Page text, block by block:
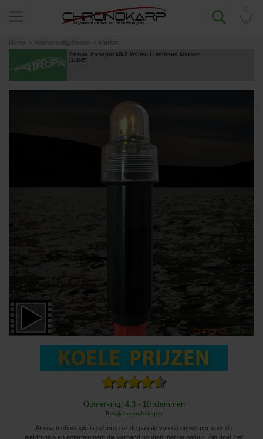
Home » Voerbenodigdheden » Marker
Atropa Atrospot Mk3 Yellow Luminous Marker
[213645]
Opmerking: 4.3 - 10 stemmen
Bekijk beoordelingen
Atropa technologie is geboren uit de passie van de ontwerper voor de
elektronica en entertainment die verband houden met de natuur. Zijn doel, het